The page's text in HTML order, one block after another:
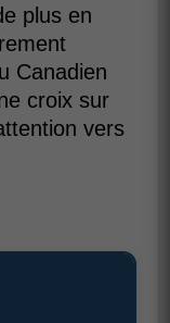
plus en
Canadien
croix sur
vers